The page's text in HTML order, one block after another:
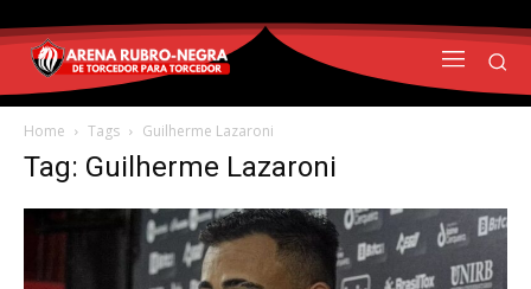
Home Tags Guilherme Lazaroni
Tag: Guilherme Lazaroni